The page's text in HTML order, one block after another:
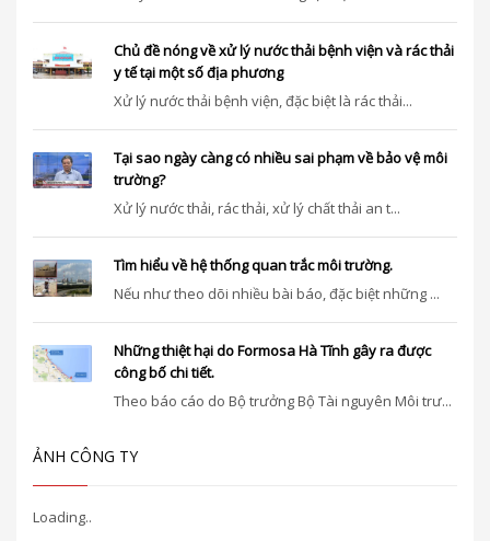
Chủ đề nóng về xử lý nước thải bệnh viện và rác thải
y tế tại một số địa phương
Xử lý nước thải bệnh viện, đặc biệt là rác thải...
Tại sao ngày càng có nhiều sai phạm về bảo vệ môi
trường?
Xử lý nước thải, rác thải, xử lý chất thải an t...
Tìm hiểu về hệ thống quan trắc môi trường.
Nếu như theo dõi nhiều bài báo, đặc biệt những ...
Những thiệt hại do Formosa Hà Tĩnh gây ra được
công bố chi tiết.
Theo báo cáo do Bộ trưởng Bộ Tài nguyên Môi trư...
ẢNH CÔNG TY